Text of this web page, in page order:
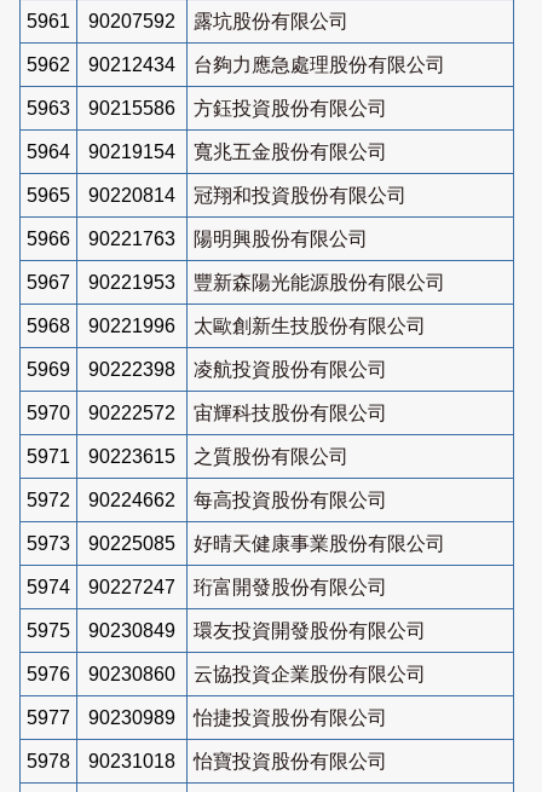
5961 90207592 露坑股份有限公司
5962 90212434 台夠力應急處理股份有限公司
5963 90215586 方鈺投資股份有限公司
5964 90219154 寬兆五金股份有限公司
5965 90220814 冠翔和投資股份有限公司
5966 90221763 陽明興股份有限公司
5967 90221953 豐新森陽光能源股份有限公司
5968 90221996 太歐創新生技股份有限公司
5969 90222398 凌航投資股份有限公司
5970 90222572 宙輝科技股份有限公司
5971 90223615 之質股份有限公司
5972 90224662 每高投資股份有限公司
5973 90225085 好晴天健康事業股份有限公司
5974 90227247 珩富開發股份有限公司
5975 90230849 環友投資開發股份有限公司
5976 90230860 云協投資企業股份有限公司
5977 90230989 怡捷投資股份有限公司
5978 90231018 怡寶投資股份有限公司